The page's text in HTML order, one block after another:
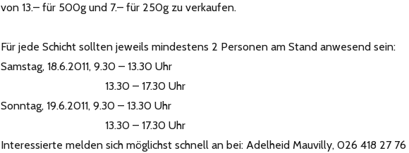
von 13.– für 500g und 7.– für 250g zu verkaufen.
Für jede Schicht sollten jeweils mindestens 2 Personen am Stand anwesend sein:
Samstag, 18.6.2011, 9.30 – 13.30 Uhr
13.30 – 17.30 Uhr
Sonntag, 19.6.2011, 9.30 – 13.30 Uhr
13.30 – 17.30 Uhr
Interessierte melden sich möglichst schnell an bei: Adelheid Mauvilly, 026 418 27 76